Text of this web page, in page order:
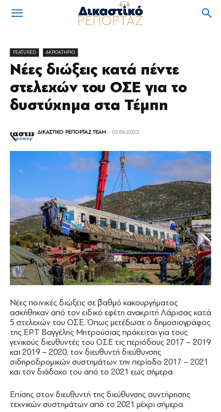
FEATURED ΑΚΡΟΑΤΗΡΙΟ
Νέες διώξεις κατά πέντε
στελεχών του ΟΣΕ για το
δυστύχημα στα Τέμπη
ΔΙΚΑΣΤΙΚΟ ΡΕΠΟΡΤΑΖ TEAM - 02/06/2023
Νέες ποινικές διώξεις σε βαθμό κακουργήματος
ασκήθηκαν από τον ειδικό εφέτη ανακριτή Λάρισας κατά
5 στελεχών του ΟΣΕ. Όπως μετέδωσε ο δημοσιογράφος
της ΕΡΤ Βαγγέλης Μητρούσιας πρόκειται για τους
γενικούς διευθυντές του ΟΣΕ τις περιόδους 2017 – 2019
και 2019 – 2020, τον διευθυντή διεύθυνσης
σιδηροδρομικών συστημάτων την περίοδο 2017 – 2021
και τον διάδοχο του από το 2021 εως σήμερα.
Επίσης στον διευθυντή της διεύθυνσης συντήρησης
τεχνικών συστημάτων από το 2021 μέχρι σήμερα.